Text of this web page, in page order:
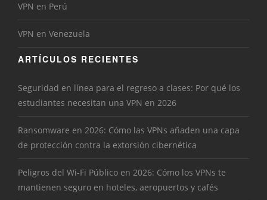
VPN en Perú
VPN en Venezuela
ARTÍCULOS RECIENTES
Seguridad en línea para el regreso a clases: Por qué los
estudiantes necesitan una VPN en 2026
Ransomware en 2026: Cómo las VPNs añaden una capa
de protección contra la extorsión cibernética
Peligros del Wi-Fi Público en 2026: Cómo los VPNs te
mantienen seguro en hoteles, aeropuertos y cafés